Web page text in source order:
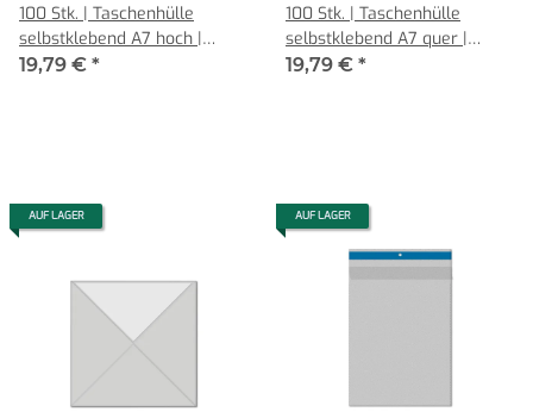
100 Stk. | Taschenhülle
selbstklebend A7 hoch |
farblos | VINYL-WF glasklar
19,79 € *
100 Stk. | Taschenhülle
selbstklebend A7 quer |
farblos | VINYLWF glasklar
19,79 € *
AUF LAGER AUF LAGER